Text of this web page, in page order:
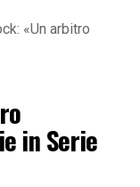
«Un arbitro
in Serie